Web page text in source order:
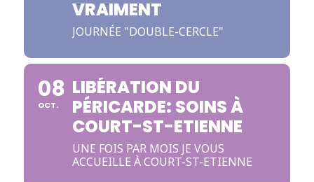
VRAIMENT
JOURNÉE "DOUBLE-CERCLE"
08
OCT.
LIBÉRATION DU
PÉRICARDE: SOINS À
COURT-ST-ETIENNE
UNE FOIS PAR MOIS JE VOUS
ACCUEILLE À COURT-ST-ETIENNE